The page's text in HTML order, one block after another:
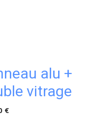
alu +
vitrage
€